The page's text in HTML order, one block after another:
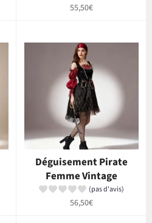
Prix
55,50€
Déguisement Pirate
Femme Vintage
(pas d'avis)
Prix
56,50€